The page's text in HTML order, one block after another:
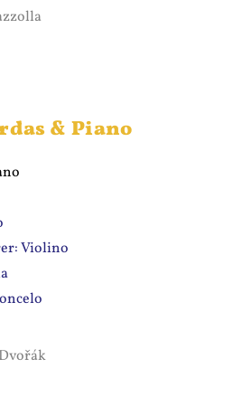
& Piano
Violino